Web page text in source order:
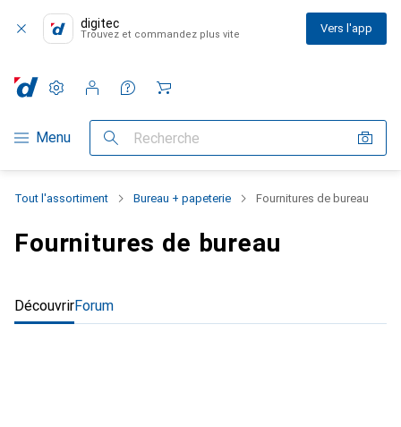
digitec
Trouvez et commandez plus vite Vers l'app
Navigation par catégorie
Menu Recherche
Paramètres
Compte client
Listes de comparaison
Listes d'envies
Panier
Tout l'assortiment Bureau + papeterie Fournitures de bureau
Fournitures de bureau
DécouvrirForum